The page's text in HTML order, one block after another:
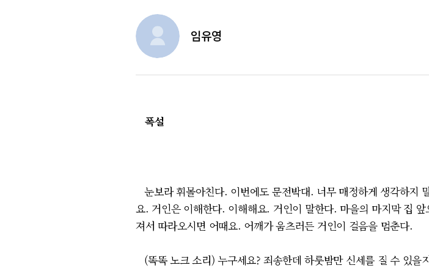
임유영
폭설
눈보라 휘몰아친다. 이번에도 문전박대. 너무 매정하게 생각하지
요. 거인은 이해한다. 이해해요. 거인이 말한다. 마을의 마지막 집
져서 따라오시면 어때요. 어깨가 움츠러든 거인이 걸음을 멈춘다.
(똑똑 노크 소리) 누구세요? 죄송한데 하룻밤만 신세를 질 수 있